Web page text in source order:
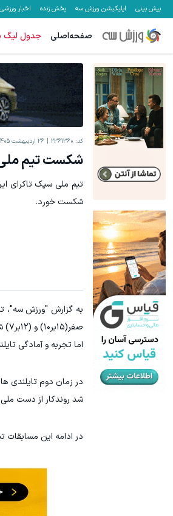
پیش بینی اپلیکیشن ورزش سه پخش زنده اخبار ورزشی
صفحه‌اصلی جدول لیگ
کد: 2361360 26 اردیبهشت 1405 ساعت 18:57
شکست تیم ملی
تیم ملی سپک تاکرای
شکست خورد.
اما تجربه و آمادگی
در زمان دوم تایلندی
شد روندکار از دست ملی پوشان
در ادامه این مسابقات